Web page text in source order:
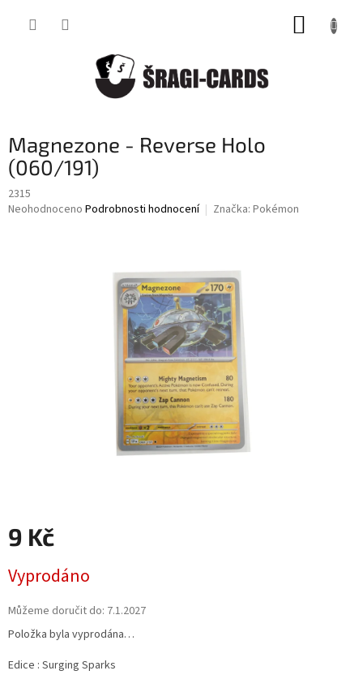
Magnezone - Reverse Holo
(060/191)
2315
Průměrné
Neohodnoceno Podrobnosti hodnocení Značka: Pokémon
9 Kč
cena:
Vyprodáno
Můžeme doručit do: 7.1.2027
Položka byla vyprodána…
Edice : Surging Sparks